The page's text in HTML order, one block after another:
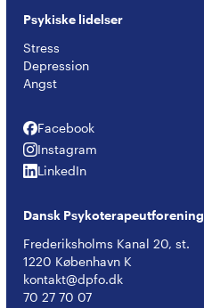
Psykiske lidelser
Stress
Depression
Angst
Facebook
Facebook
Instagram
Instagram
LinkedIn
LinkedIn
Dansk Psykoterapeutforening
Frederiksholms Kanal 20, st.
1220 København K
kontakt@dpfo.dk
70 27 70 07